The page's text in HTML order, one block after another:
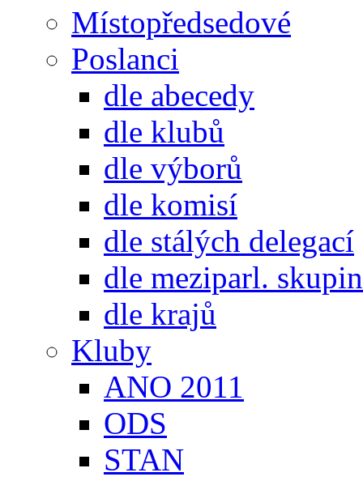
Místopředsedové
Poslanci
dle abecedy
dle klubů
dle výborů
dle komisí
dle stálých delegací
dle meziparl. skupin
dle krajů
Kluby
ANO 2011
ODS
STAN